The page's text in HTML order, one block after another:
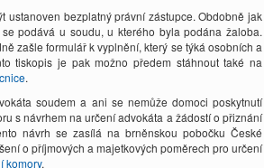
bezplatný právní zástupce. Obdobně jak
podává u soudu, u kterého byla podána žaloba.
zašle formulář k vyplnění, který se týká osobních a
tiskopis je pak možno předem stáhnout také na
.
soudem a ani se nemůže domoci poskytnutí
s návrhem na určení advokáta a žádostí o přiznání
návrh se zasílá na brněnskou pobočku České
o příjmových a majetkových poměrech pro určení
komory.